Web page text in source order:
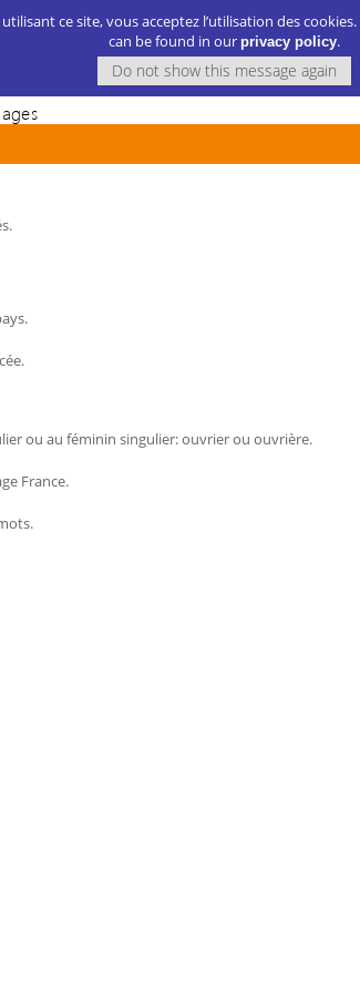
ou au féminin singulier: ouvrier ou ouvrière.
France.
ce site, vous acceptez l’utilisation des cookies.
can be found in our privacy policy.